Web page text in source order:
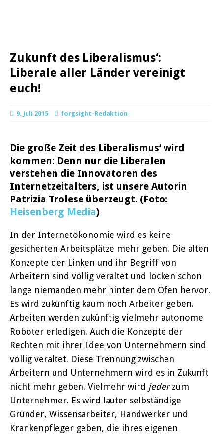
Zukunft des Liberalismus‘:
Liberale aller Länder vereinigt
euch!
9. Juli 2015 forgsight-Redaktion
Die große Zeit des Liberalismus‘ wird
kommen: Denn nur die Liberalen
verstehen die Innovatoren des
Internetzeitalters, ist unsere Autorin
Patrizia Trolese überzeugt. (Foto:
Heisenberg Media)
In der Internetökonomie wird es keine
gesicherten Arbeitsplätze mehr geben. Die alten
Konzepte der Linken und ihr Begriff von
Arbeitern sind völlig veraltet und locken schon
lange niemanden mehr hinter dem Ofen hervor.
Es wird zukünftig kaum noch Arbeiter geben.
Arbeiten werden zukünftig vielmehr autonome
Roboter erledigen. Auch die Konzepte der
Rechten mit ihrer Idee von Unternehmern sind
völlig veraltet. Diese Trennung zwischen
Arbeitern und Unternehmern wird es in Zukunft
nicht mehr geben. Vielmehr wird jederzum
Unternehmer. Es wird lauter selbständige
Gründer, Wissensarbeiter, Handwerker und
Krankenpfleger geben, die ihres eigenen